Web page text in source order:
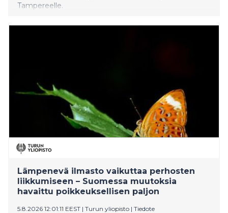
Tampereelle.
Lämpenevä ilmasto vaikuttaa perhosten
liikkumiseen – Suomessa muutoksia
havaittu poikkeuksellisen paljon
5.8.2026 12:01:11 EEST | Turun yliopisto | Tiedote